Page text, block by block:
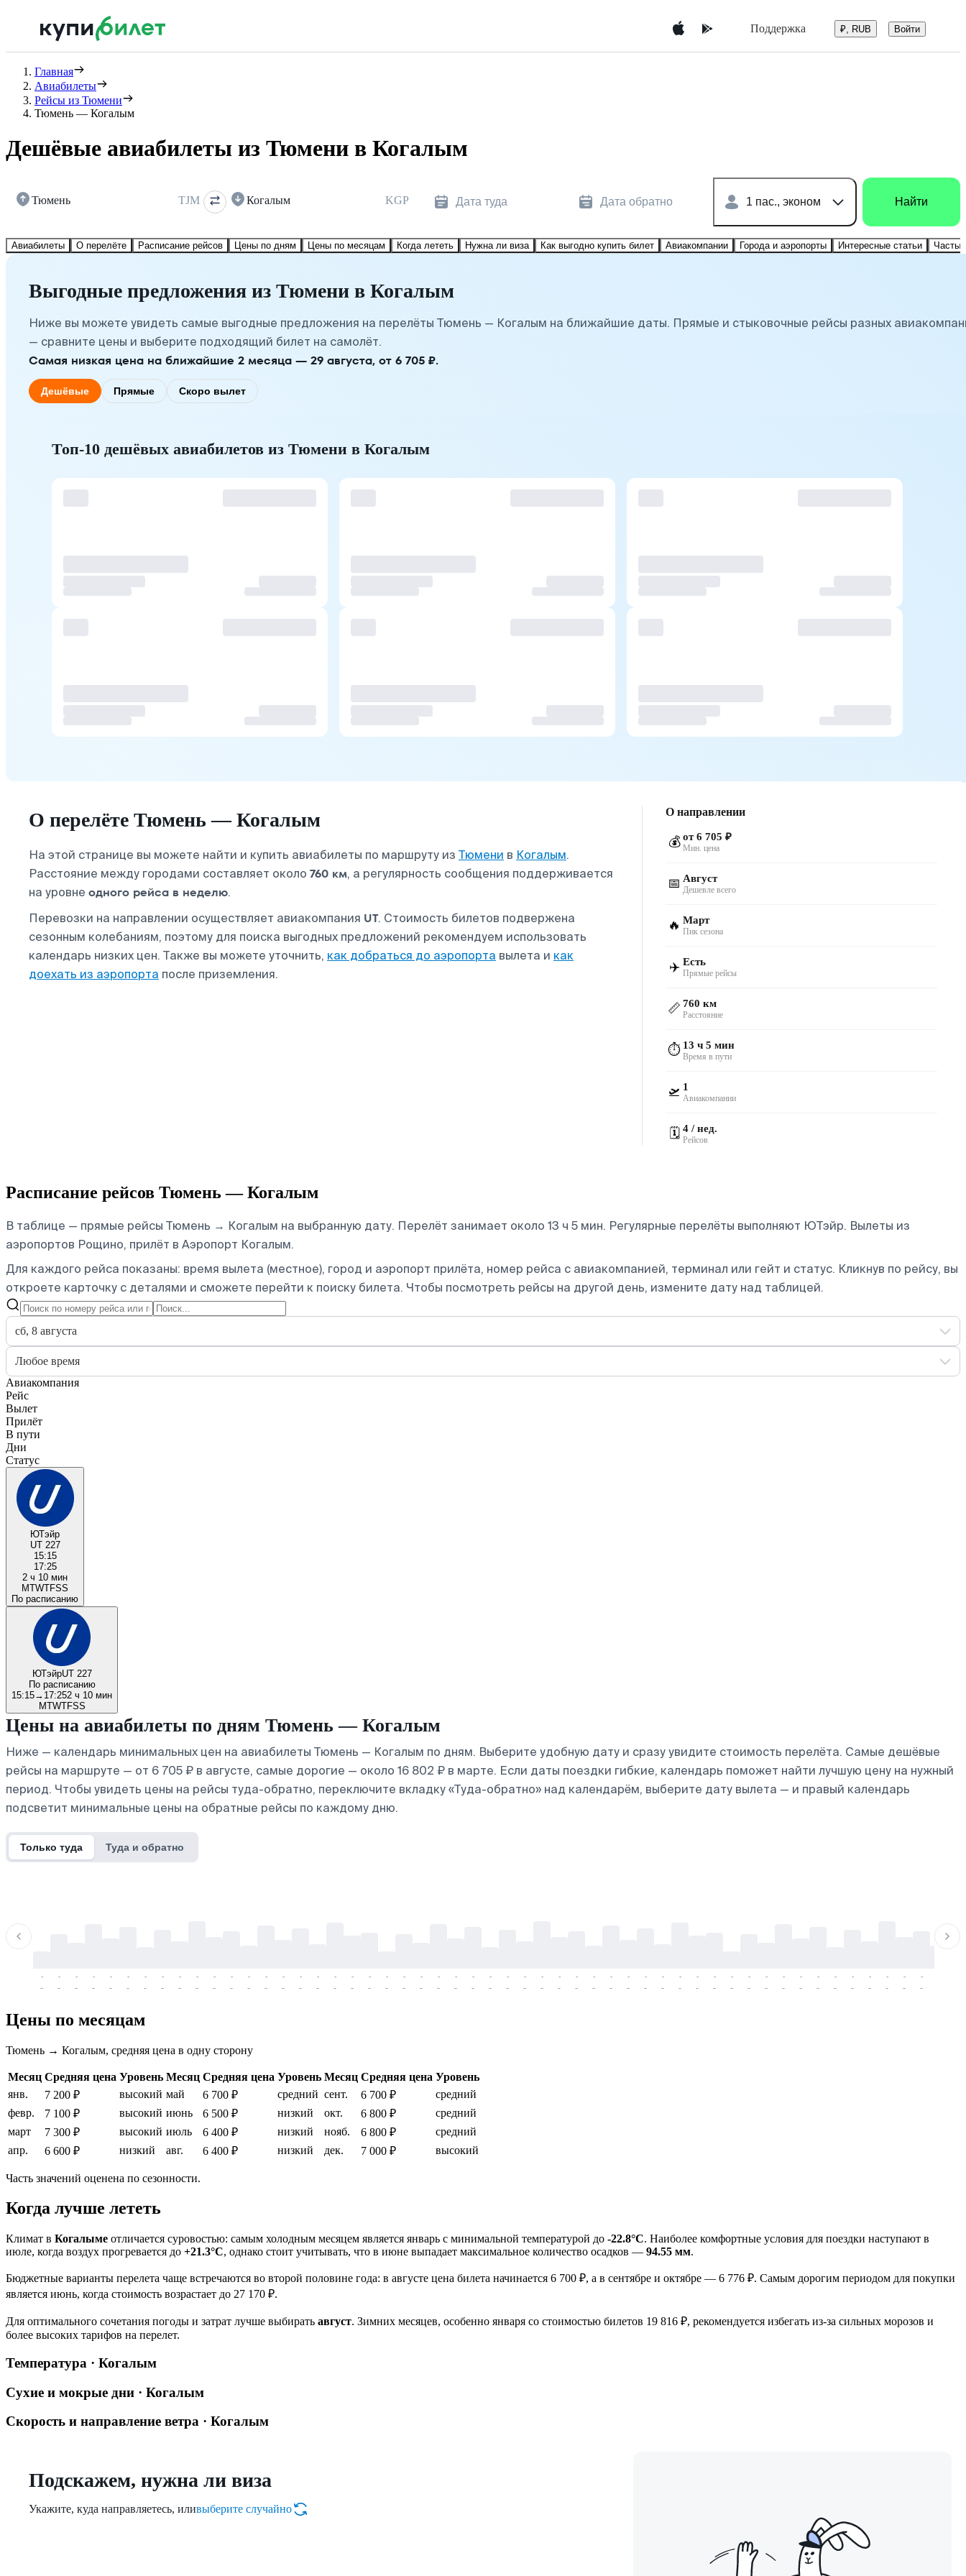
Поддержка ₽, RUB Войти
Главная
Авиабилеты
Рейсы из Тюмени
Тюмень — Когалым
Дешёвые авиабилеты из Тюмени в Когалым
Тюмень TJM Когалым KGP Дата туда Дата обратно 1 пас., эконом Найти
Авиабилеты О перелёте Расписание рейсов Цены по дням Цены по месяцам Когда лететь Нужна ли виза Как выгодно купить билет Авиакомпании Города и аэропорты Интересные статьи
Выгодные предложения из Тюмени в Когалым
Ниже вы можете увидеть самые выгодные предложения на перелёты Тюмень — Когалым на ближайшие даты. Прямые и стыковочные рейсы разных
— сравните цены и выберите подходящий билет на самолёт.
Самая низкая цена на ближайшие 2 месяца — 29 августа, от 6 705 ₽.
Дешёвые Прямые Скоро вылет
Топ-10 дешёвых авиабилетов из Тюмени в Когалым
О перелёте Тюмень — Когалым
На этой странице вы можете найти и купить авиабилеты по маршруту из Тюмени в Когалым.
Расстояние между городами составляет около 760 км, а регулярность сообщения поддерживается
на уровне одного рейса в неделю.
Перевозки на направлении осуществляет авиакомпания UT. Стоимость билетов подвержена
сезонным колебаниям, поэтому для поиска выгодных предложений рекомендуем использовать
календарь низких цен. Также вы можете уточнить, как добраться до аэропорта вылета и как
доехать из аэропорта после приземления.
О направлении
💰 от 6 705 ₽
Мин. цена
📅 Август
Дешевле всего
🔥 Март
Пик сезона
✈️ Есть
Прямые рейсы
📏 760 км
Расстояние
⏱️ 13 ч 5 мин
Время в пути
🛫 1
Авиакомпании
🗓️ 4 / нед.
Рейсов
Расписание рейсов Тюмень — Когалым
В таблице — прямые рейсы Тюмень → Когалым на выбранную дату. Перелёт занимает около 13 ч 5 мин. Регулярные перелёты выполняют ЮТэйр. Вылеты из
аэропортов Рощино, прилёт в Аэропорт Когалым.
Для каждого рейса показаны: время вылета (местное), город и аэропорт прилёта, номер рейса с авиакомпанией, терминал или гейт и статус. Кликнув по рейсу, вы
откроете карточку с деталями и сможете перейти к поиску билета. Чтобы посмотреть рейсы на другой день, измените дату над таблицей.
сб, 8 августа
Любое время
Авиакомпания
Рейс
Вылет
Прилёт
В пути
Дни
Статус
ЮТэйр
UT 227
15:15
17:25
2 ч 10 мин
MTWTFSS
По расписанию
ЮТэйрUT 227
По расписанию
15:15→ 17:252 ч 10 мин
MTWTFSS
Цены на авиабилеты по дням Тюмень — Когалым
Ниже — календарь минимальных цен на авиабилеты Тюмень — Когалым по дням. Выберите удобную дату и сразу увидите стоимость перелёта. Самые дешёвые
рейсы на маршруте — от 6 705 ₽ в августе, самые дорогие — около 16 802 ₽ в марте. Если даты поездки гибкие, календарь поможет найти лучшую цену на нужный
период. Чтобы увидеть цены на рейсы туда-обратно, переключите вкладку «Туда-обратно» над календарём, выберите дату вылета — и правый календарь
подсветит минимальные цены на обратные рейсы по каждому дню.
Только туда Туда и обратно
-
-
-
-
-
-
-
-
-
-
-
-
-
-
-
-
-
-
-
-
-
-
-
-
-
-
-
-
-
-
-
-
-
-
-
-
-
-
-
-
-
-
-
-
-
-
-
-
-
-
-
-
-
-
-
-
-
-
-
-
-
-
-
-
-
-
-
-
-
-
-
-
-
-
-
-
-
-
-
-
-
-
-
-
-
-
-
-
-
-
-
-
-
-
-
-
-
-
-
-
-
-
-
-
Цены по месяцам
Тюмень → Когалым, средняя цена в одну сторону
Месяц Средняя цена Уровень Месяц Средняя цена Уровень Месяц Средняя цена Уровень
янв.
7 200 ₽ высокий май 6 700 ₽ средний сент. 6 700 ₽
средний
февр.
7 100 ₽ высокий июнь 6 500 ₽ низкий окт. 6 800 ₽
средний
март
7 300 ₽ высокий июль 6 400 ₽ низкий нояб. 6 800 ₽
средний
апр.
6 600 ₽ низкий авг. 6 400 ₽ низкий дек. 7 000 ₽ высокий
Часть значений оценена по сезонности.
Когда лучше лететь
Климат в Когалыме отличается суровостью: самым холодным месяцем является январь с минимальной температурой до -22.8°C. Наиболее комфортные условия для поездки наступают в
июле, когда воздух прогревается до +21.3°C, однако стоит учитывать, что в июне выпадает максимальное количество осадков — 94.55 мм.
Бюджетные варианты перелета чаще встречаются во второй половине года: в августе цена билета начинается 6 700 ₽, а в сентябре и октябре — 6 776 ₽. Самым дорогим периодом для покупки
является июнь, когда стоимость возрастает до 27 170 ₽.
Для оптимального сочетания погоды и затрат лучше выбирать август. Зимних месяцев, особенно января со стоимостью билетов 19 816 ₽, рекомендуется избегать из-за сильных морозов и
более высоких тарифов на перелет.
Температура · Когалым
Сухие и мокрые дни · Когалым
Скорость и направление ветра · Когалым
Подскажем, нужна ли виза
Укажите, куда направляетесь, иливыберите случайно